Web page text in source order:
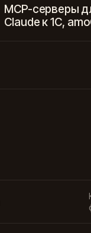
MCP-серверы
Claude к 1С,